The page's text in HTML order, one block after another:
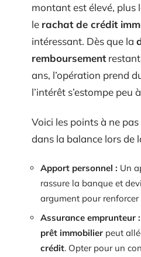
montant est élevé, plus
le rachat de crédit
intéressant. Dès que la
remboursement
ans, l’opération prend
l’intérêt s’estompe peu
Voici les points à ne
dans la balance lors de
Apport personnel : Un
rassure la banque et
argument pour renforcer
Assurance emprunteur :
prêt immobilier peut
crédit. Opter pour un